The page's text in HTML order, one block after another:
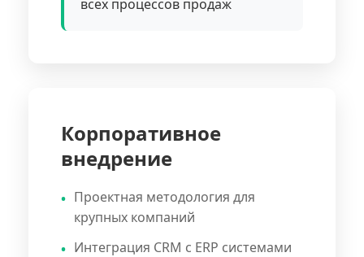
всех процессов продаж
Корпоративное
внедрение
Проектная методология для
крупных компаний
Интеграция CRM с ERP системами